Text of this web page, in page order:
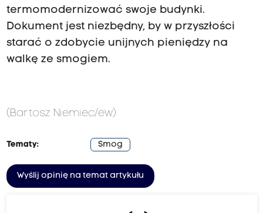
termomodernizować swoje budynki.
Dokument jest niezbędny, by w przyszłości
starać o zdobycie unijnych pieniędzy na
walkę ze smogiem.
(Bartosz Niemiec/ew)
Tematy: Smog
Wyślij opinię na temat artykułu